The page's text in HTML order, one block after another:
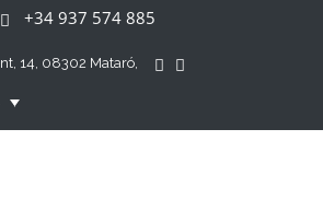
+34 937 574 885
14, 08302 Mataró,